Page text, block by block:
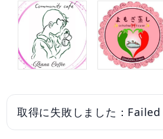
取得に失敗しました：